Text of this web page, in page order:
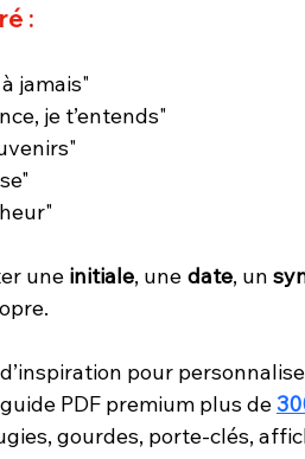
:
jamais"
je t’entends"
une initiale, une date, un
pour
PDF premium plus de
gourdes, porte-clés,